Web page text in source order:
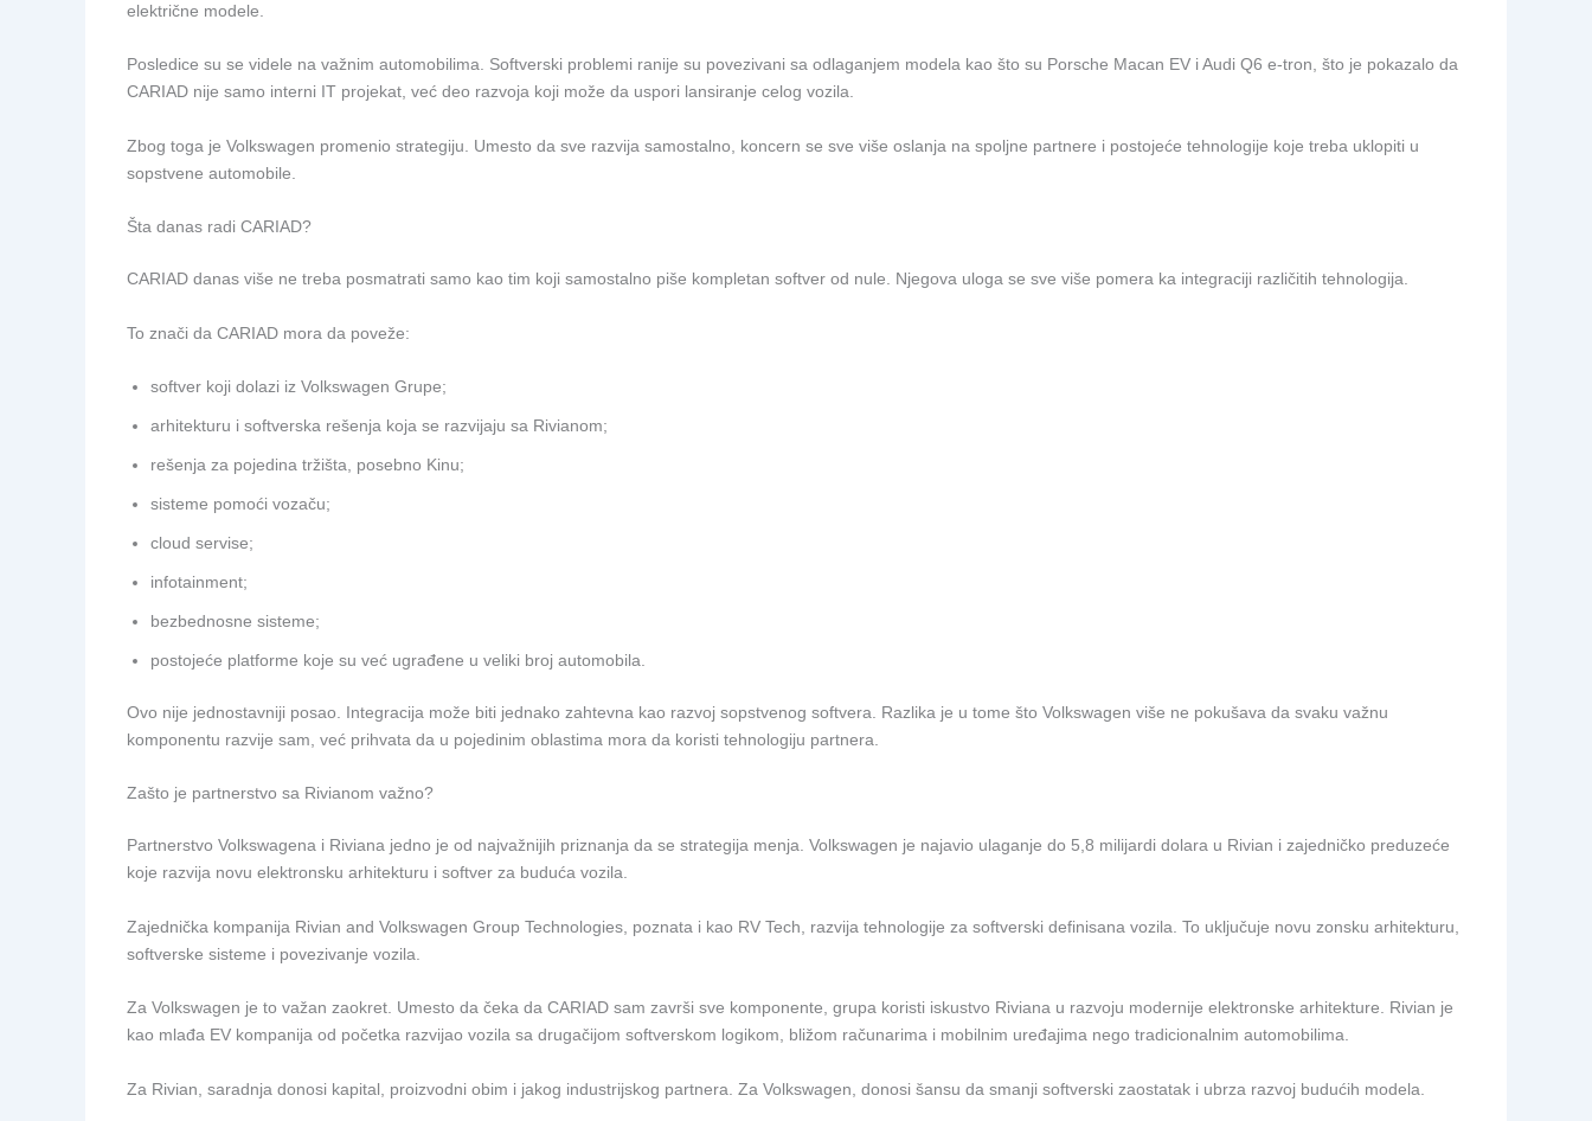
električne modele.
Posledice su se videle na važnim automobilima. Softverski problemi ranije su povezivani sa odlaganjem modela kao što su Porsche Macan EV i Audi Q6 e-tron, što je pokazalo da
CARIAD nije samo interni IT projekat, već deo razvoja koji može da uspori lansiranje celog vozila.
Zbog toga je Volkswagen promenio strategiju. Umesto da sve razvija samostalno, koncern se sve više oslanja na spoljne partnere i postojeće tehnologije koje treba uklopiti u
sopstvene automobile.
Šta danas radi CARIAD?
CARIAD danas više ne treba posmatrati samo kao tim koji samostalno piše kompletan softver od nule. Njegova uloga se sve više pomera ka integraciji različitih tehnologija.
To znači da CARIAD mora da poveže:
softver koji dolazi iz Volkswagen Grupe;
arhitekturu i softverska rešenja koja se razvijaju sa Rivianom;
rešenja za pojedina tržišta, posebno Kinu;
sisteme pomoći vozaču;
cloud servise;
infotainment;
bezbednosne sisteme;
postojeće platforme koje su već ugrađene u veliki broj automobila.
Ovo nije jednostavniji posao. Integracija može biti jednako zahtevna kao razvoj sopstvenog softvera. Razlika je u tome što Volkswagen više ne pokušava da svaku važnu
komponentu razvije sam, već prihvata da u pojedinim oblastima mora da koristi tehnologiju partnera.
Zašto je partnerstvo sa Rivianom važno?
Partnerstvo Volkswagena i Riviana jedno je od najvažnijih priznanja da se strategija menja. Volkswagen je najavio ulaganje do 5,8 milijardi dolara u Rivian i zajedničko preduzeće
koje razvija novu elektronsku arhitekturu i softver za buduća vozila.
Zajednička kompanija Rivian and Volkswagen Group Technologies, poznata i kao RV Tech, razvija tehnologije za softverski definisana vozila. To uključuje novu zonsku arhitekturu,
softverske sisteme i povezivanje vozila.
Za Volkswagen je to važan zaokret. Umesto da čeka da CARIAD sam završi sve komponente, grupa koristi iskustvo Riviana u razvoju modernije elektronske arhitekture. Rivian je
kao mlađa EV kompanija od početka razvijao vozila sa drugačijom softverskom logikom, bližom računarima i mobilnim uređajima nego tradicionalnim automobilima.
Za Rivian, saradnja donosi kapital, proizvodni obim i jakog industrijskog partnera. Za Volkswagen, donosi šansu da smanji softverski zaostatak i ubrza razvoj budućih modela.